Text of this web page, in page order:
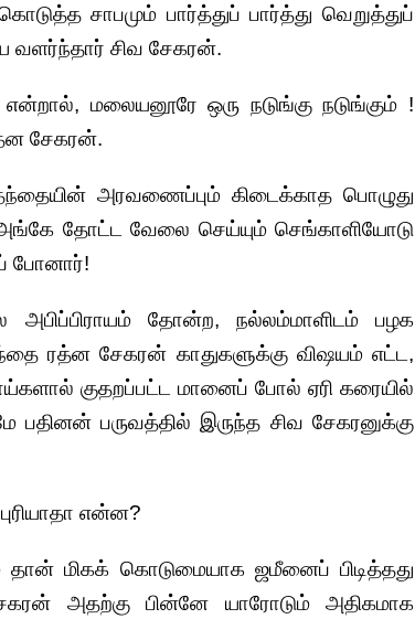
சாபமும் பார்த்துப் பார்த்து வெறுத்துப்
வளர்ந்தார் சிவ சேகரன்.
மலையனூரே ஒரு நடுங்கு நடுங்கும் !
சேகரன்.
அரவணைப்பும் கிடைக்காத பொழுது
தோட்ட வேலை செய்யும் செங்காளியோடு
போனார்!
தோன்ற, நல்லம்மாளிடம் பழக
ரத்ன சேகரன் காதுகளுக்கு விஷயம் எட்ட,
குதறப்பட்ட மானைப் போல் ஏரி கரையில்
பருவத்தில் இருந்த சிவ சேகரனுக்கு
என்ன?
மிகக் கொடுமையாக ஜமீனைப் பிடித்தது
அதற்கு பின்னே யாரோடும் அதிகமாக